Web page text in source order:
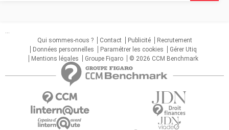
...
Qui sommes-nous ?
Contact Publicité
Recrutement
Données personnelles
Paramétrer les cookies
Gérer Utiq
Mentions légales
Groupe Figaro © 2026 CCM Benchmark